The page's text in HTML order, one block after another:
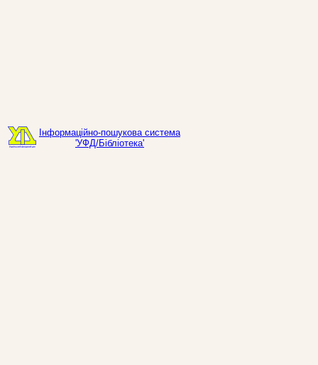
Інформаційно-пошукова система
'УФД/Бібліотека'